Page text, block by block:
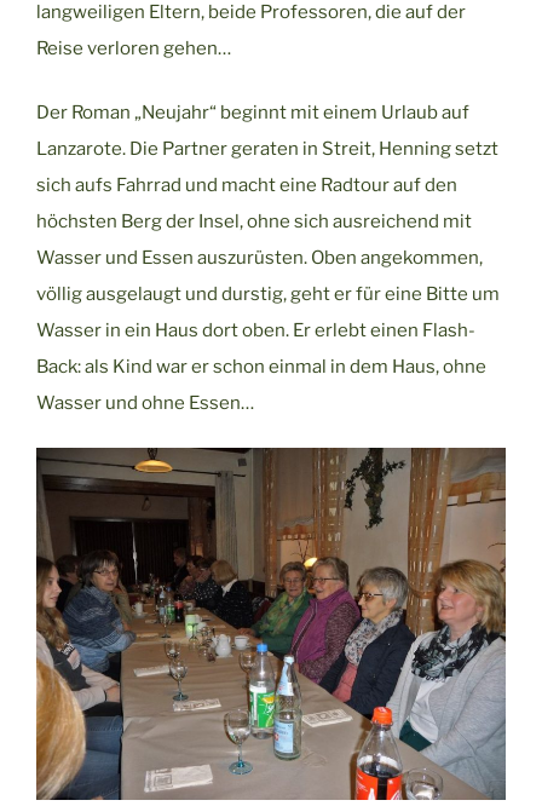
langweiligen Eltern, beide Professoren, die auf der
Reise verloren gehen…
Der Roman „Neujahr“ beginnt mit einem Urlaub auf
Lanzarote. Die Partner geraten in Streit, Henning setzt
sich aufs Fahrrad und macht eine Radtour auf den
höchsten Berg der Insel, ohne sich ausreichend mit
Wasser und Essen auszurüsten. Oben angekommen,
völlig ausgelaugt und durstig, geht er für eine Bitte um
Wasser in ein Haus dort oben. Er erlebt einen Flash-
Back: als Kind war er schon einmal in dem Haus, ohne
Wasser und ohne Essen…